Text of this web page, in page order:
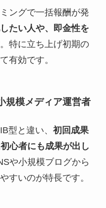
ングで一括報酬が発
たい人や、即金性を
。特に立ち上げ初期の
有効です。
規模メディア運営者
型と違い、 初回成果
心者にも成果が出し
や小規模ブログから
すいのが特長です。